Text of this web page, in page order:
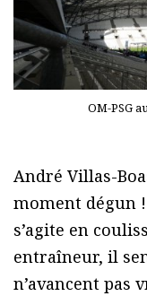
OM-PSG
André Villas-
moment dégun
s’agite en
entraîneur, il
n’avancent pas